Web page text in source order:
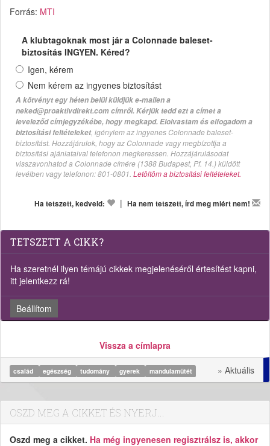
Forrás: MTI
A klubtagoknak most jár a Colonnade baleset-
biztosítás INGYEN. Kéred?
Igen, kérem
Nem kérem az ingyenes biztosítást
A kötvényt egy héten belül küldjük e-mailen a
neked@proaktivdirekt.com címről. Kérjük tedd ezt a címet a
leveleződ címjegyzékébe, hogy megkapd. Elolvastam és elfogadom a
biztosítási feltételeket, igénylem az ingyenes Colonnade baleset-
biztosítást. Hozzájárulok, hogy az Colonnade vagy megbízottja a
biztosítási ajánlataival telefonon megkeressen. Hozzájárulásodat
visszavonhatod a Colonnade címére (1388 Budapest, Pf. 14.) küldött
levélben vagy telefonon: 801-0801. Letöltöm a biztosítási feltételeket.
Ha tetszett, kedveld: | Ha nem tetszett, írd meg miért nem!
TETSZETT A CIKK?
Ha szeretnél ilyen témájú cikkek megjelenéséről értesítést kapni,
itt jelentkezz rá!
Beállítom
Vissza a címlapra
család egészség tudomány gyerek mandulaműtét » Aktuális
OSZD MEG A CIKKET ÉS NYERJ...
Oszd meg a cikket. Ha még ingyenesen regisztrálsz is, akkor